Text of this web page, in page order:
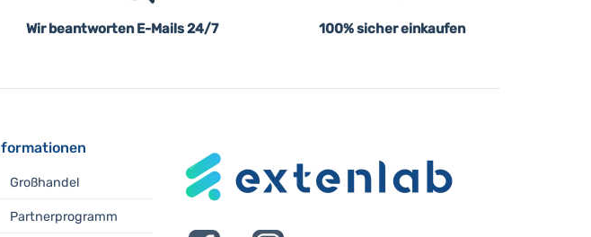
Wir beantworten E-Mails 24/7 100% sicher einkaufen
Großhandel
Partnerprogramm